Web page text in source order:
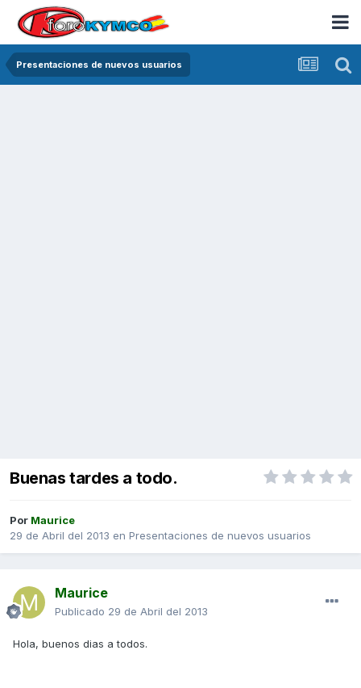
Presentaciones de nuevos usuarios
Buenas tardes a todo.
Por Maurice
29 de Abril del 2013 en Presentaciones de nuevos usuarios
Maurice
Publicado 29 de Abril del 2013
Hola, buenos dias a todos.